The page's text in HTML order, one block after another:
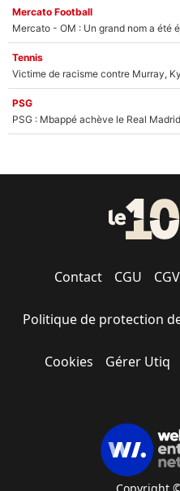
Mercato Football
Tennis
PSG
PSG : Mbappé achève le Real
Contact CGU CGV
Politique de protection
Cookies Gérer Utiq